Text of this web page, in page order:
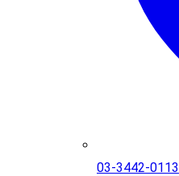
03-3442-0113